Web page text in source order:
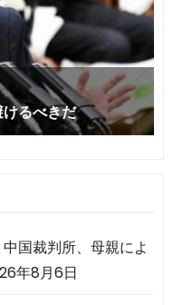
国裁判所、母親によ
年8月6日